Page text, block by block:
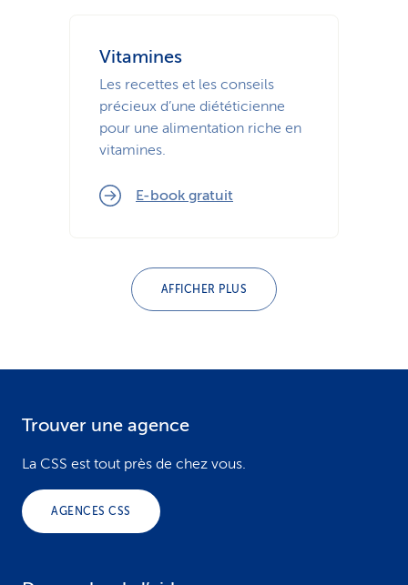
Vitamines
Les recettes et les conseils
précieux d’une diététicienne
pour une alimentation riche en
vitamines.
E-book gratuit
AFFICHER PLUS
Trouver une agence
La CSS est tout près de chez vous.
AGENCES CSS